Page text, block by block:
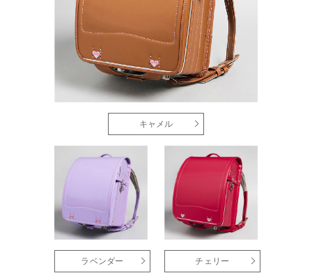
キャメル
ラベンダー チェリー